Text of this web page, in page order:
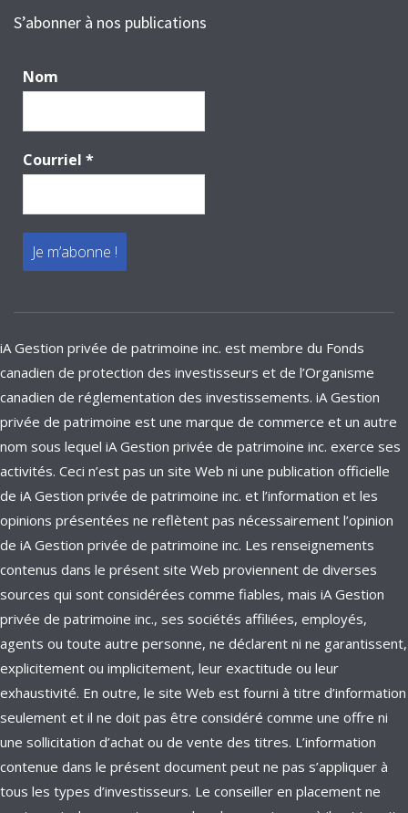
S’abonner à nos publications
Nom
Courriel *
iA Gestion privée de patrimoine inc. est membre du Fonds
canadien de protection des investisseurs et de l’Organisme
canadien de réglementation des investissements. iA Gestion
privée de patrimoine est une marque de commerce et un autre
nom sous lequel iA Gestion privée de patrimoine inc. exerce ses
activités. Ceci n’est pas un site Web ni une publication officielle
de iA Gestion privée de patrimoine inc. et l’information et les
opinions présentées ne reflètent pas nécessairement l’opinion
de iA Gestion privée de patrimoine inc. Les renseignements
contenus dans le présent site Web proviennent de diverses
sources qui sont considérées comme fiables, mais iA Gestion
privée de patrimoine inc., ses sociétés affiliées, employés,
agents ou toute autre personne, ne déclarent ni ne garantissent,
explicitement ou implicitement, leur exactitude ou leur
exhaustivité. En outre, le site Web est fourni à titre d’information
seulement et il ne doit pas être considéré comme une offre ni
une sollicitation d’achat ou de vente des titres. L’information
contenue dans le présent document peut ne pas s’appliquer à
tous les types d’investisseurs. Le conseiller en placement ne